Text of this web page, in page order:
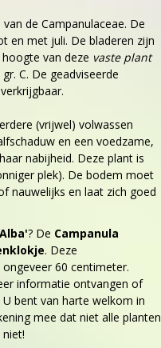
de Campanulaceae. De
en met juli. De bladeren zijn
van deze vaste plant
C. De geadviseerde
(vrijwel) volwassen
en een voedzame,
nabijheid. Deze plant is
plek). De bodem moet
nauwelijks en laat zich goed
? De Campanula
. Deze
60 centimeter.
informatie ontvangen of
U bent van harte welkom in
mee dat niet alle planten